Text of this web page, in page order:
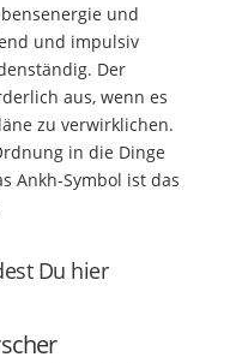
und
und impulsiv
Der
aus, wenn es
zu verwirklichen.
in die Dinge
Ankh-Symbol ist das
Du hier